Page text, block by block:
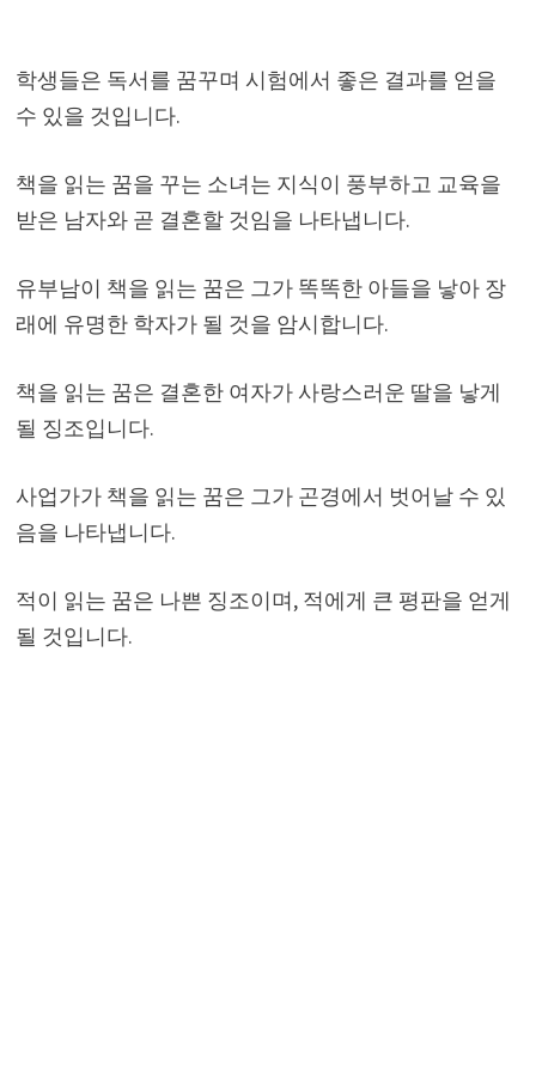
학생들은 독서를 꿈꾸며 시험에서 좋은 결과를 얻을
수 있을 것입니다.
책을 읽는 꿈을 꾸는 소녀는 지식이 풍부하고 교육을
받은 남자와 곧 결혼할 것임을 나타냅니다.
유부남이 책을 읽는 꿈은 그가 똑똑한 아들을 낳아 장
래에 유명한 학자가 될 것을 암시합니다.
책을 읽는 꿈은 결혼한 여자가 사랑스러운 딸을 낳게
될 징조입니다.
사업가가 책을 읽는 꿈은 그가 곤경에서 벗어날 수 있
음을 나타냅니다.
적이 읽는 꿈은 나쁜 징조이며, 적에게 큰 평판을 얻게
될 것입니다.